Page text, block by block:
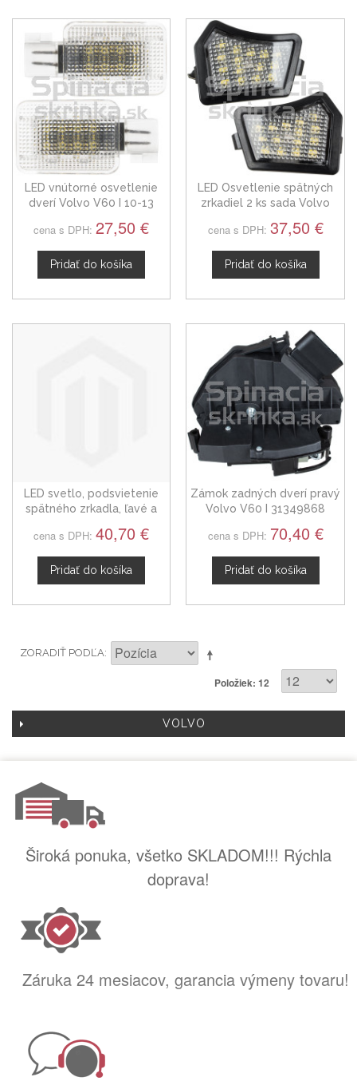
LED vnútorné osvetlenie
dverí Volvo V60 I 10-13
cena s DPH: 27,50 €
Pridať do košíka
LED Osvetlenie spätných
zrkadiel 2 ks sada Volvo
cena s DPH: 37,50 €
Pridať do košíka
LED svetlo, podsvietenie
spätného zrkadla, ľavé a
cena s DPH: 40,70 €
Pridať do košíka
Zámok zadných dverí pravý
Volvo V60 I 31349868
cena s DPH: 70,40 €
Pridať do košíka
ZORADIŤ PODĽA
Položiek: 12
VOLVO
Široká ponuka, všetko SKLADOM!!! Rýchla
doprava!
Záruka 24 mesiacov, garancia výmeny tovaru!